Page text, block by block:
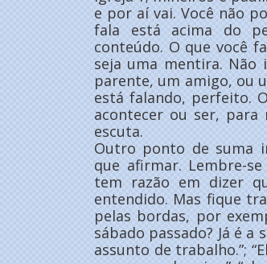
e por aí vai. Você não
fala está acima do
conteúdo. O que você
seja uma mentira. Não
parente, um amigo, ou
está falando, perfeito.
acontecer ou ser, para
escuta.
Outro ponto de suma
que afirmar. Lembre-
tem razão em dizer
entendido. Mas fique
pelas bordas, por
sábado passado? Já é a
assunto de trabalho.”;